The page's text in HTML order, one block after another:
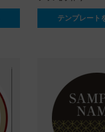
テンプレート